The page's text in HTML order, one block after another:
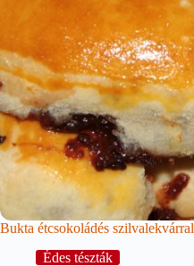
Bukta étcsokoládés szilvalekvárral
Édes tészták